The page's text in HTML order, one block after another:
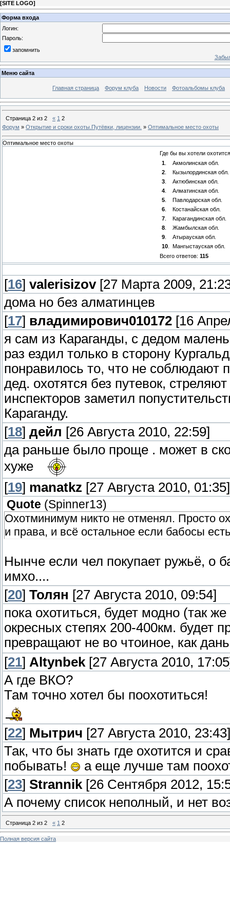
[SITE LOGO]
Форма входа
Логин:
Пароль:
запомнить
Меню сайта
Главная страница Форум клуба Новости Фотоальбомы клуба
Страница 2 из 2 « 1 2
Форум » Открытие и сроки охоты.Путёвки, лицензии. » Оптимальное место охоты
Оптимальное место охоты
Где бы вы хотели
1
Акмолинская обл.
2
Кызылординская обл.
3
Актюбинская обл.
4
Алматинская обл.
5
Павлодарская обл.
6
Костанайская обл.
7
Карагандинская обл.
8
Жамбылская обл.
9
Атырауская обл.
10
Мангыстауская обл.
Всего ответов: 115
[16] valerisizov[27 Марта 2009,
дома но без алматинцев
[17] владимирович010172 [16
я сам из Караганды, с дедом
раз ездил только в сторону
понравилось то, что не соблюдают
дед. охотятся без путевок,
инспекторов заметил
Караганду.
[18] дейл [26 Августа 2010, 22:59]
да раньше было проще . может в
хуже
[19] manatkz [27 Августа 2010, 01:35]
Quote (Spinner13)
Охотминимум никто не отменял. Просто
и права, и всё остальное если бабосы
Нынче если чел покупает ружьё, о
имхо....
[20] Толян [27 Августа 2010, 09:54]
пока охотиться, будет модно (так
окресных степях 200-400км. будет
превращают не во чтоиное, как
[21] Altynbek [27 Августа 2010,
А где ВКО?
Там точно хотел бы поохотиться!
[22] Мытрич [27 Августа 2010, 23:43]
Так, что бы знать где охотится и
побывать!
а еще лучше там
[23] Strannik [26 Сентября 2012,
А почему список неполный, и нет
Страница 2 из 2 « 1 2
Полная версия сайта